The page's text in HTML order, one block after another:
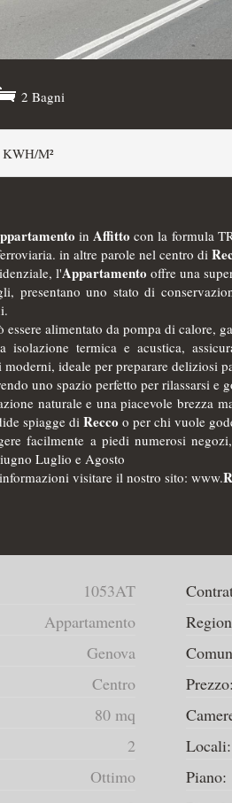
2 Bagni
M²
inAffitto con la formula
in altre parole nel centro di
l'Appartamento offre una
presentano uno stato di
alimentato da pompa di calore,
termica e acustica,
ideale per preparare deliziosi
uno spazio perfetto per rilassarsi e
naturale e una piacevole brezza
spiagge diRecco o per chi vuole
facilmente a piedi numerosi
Luglio e Agosto
visitare il nostro sito: www.
1053AT
Appartamento
Genova
Centro Prezzo:
80 mq
2 Locali:
Ottimo Piano: